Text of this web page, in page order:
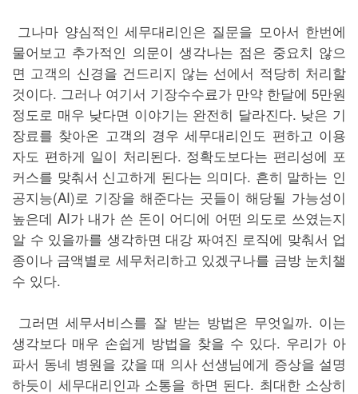
그나마 양심적인 세무대리인은 질문을 모아서 한번에
물어보고 추가적인 의문이 생각나는 점은 중요치 않으
면 고객의 신경을 건드리지 않는 선에서 적당히 처리할
것이다. 그러나 여기서 기장수수료가 만약 한달에 5만원
정도로 매우 낮다면 이야기는 완전히 달라진다. 낮은 기
장료를 찾아온 고객의 경우 세무대리인도 편하고 이용
자도 편하게 일이 처리된다. 정확도보다는 편리성에 포
커스를 맞춰서 신고하게 된다는 의미다. 흔히 말하는 인
공지능(AI)로 기장을 해준다는 곳들이 해당될 가능성이
높은데 AI가 내가 쓴 돈이 어디에 어떤 의도로 쓰였는지
알 수 있을까를 생각하면 대강 짜여진 로직에 맞춰서 업
종이나 금액별로 세무처리하고 있겠구나를 금방 눈치챌
수 있다.
그러면 세무서비스를 잘 받는 방법은 무엇일까. 이는
생각보다 매우 손쉽게 방법을 찾을 수 있다. 우리가 아
파서 동네 병원을 갔을 때 의사 선생님에게 증상을 설명
하듯이 세무대리인과 소통을 하면 된다. 최대한 소상히